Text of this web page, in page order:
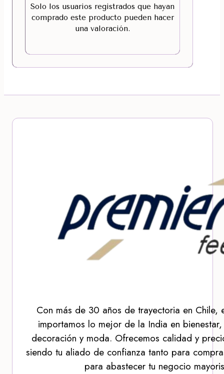
Solo los usuarios registrados que hayan
comprado este producto pueden hacer
una valoración.
Con más de 30 años de trayectoria en Chile,
importamos lo mejor de la India en
decoración y moda. Ofrecemos calidad y
siendo tu aliado de confianza tanto para
para abastecer tu negocio